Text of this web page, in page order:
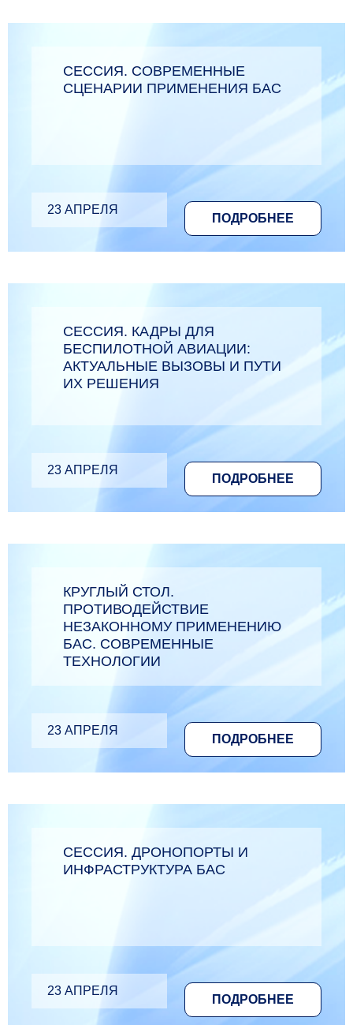
СЕССИЯ. СОВРЕМЕННЫЕ
СЦЕНАРИИ ПРИМЕНЕНИЯ БАС
23 АПРЕЛЯ
ПОДРОБНЕЕ
СЕССИЯ. КАДРЫ ДЛЯ
БЕСПИЛОТНОЙ АВИАЦИИ:
АКТУАЛЬНЫЕ ВЫЗОВЫ И ПУТИ
ИХ РЕШЕНИЯ
23 АПРЕЛЯ
ПОДРОБНЕЕ
КРУГЛЫЙ СТОЛ.
ПРОТИВОДЕЙСТВИЕ
НЕЗАКОННОМУ ПРИМЕНЕНИЮ
БАС. СОВРЕМЕННЫЕ
ТЕХНОЛОГИИ
23 АПРЕЛЯ
ПОДРОБНЕЕ
СЕССИЯ. ДРОНОПОРТЫ И
ИНФРАСТРУКТУРА БАС
23 АПРЕЛЯ
ПОДРОБНЕЕ